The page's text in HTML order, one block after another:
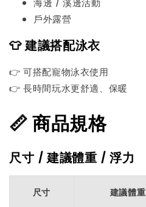
戶外露營
👕 建議搭配泳衣
👉 可搭配寵物泳衣使用
👉 長時間玩水更舒適、保暖
📏 商品規格
尺寸 / 建議體重 / 浮力
尺寸 建議體重